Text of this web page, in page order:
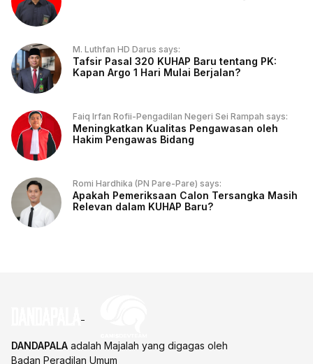
M. Luthfan HD Darus says:
Tafsir Pasal 320 KUHAP Baru tentang PK:
Kapan Argo 1 Hari Mulai Berjalan?
Faiq Irfan Rofii-Pengadilan Negeri Sei Rampah says:
Meningkatkan Kualitas Pengawasan oleh
Hakim Pengawas Bidang
Romi Hardhika (PN Pare-Pare) says:
Apakah Pemeriksaan Calon Tersangka Masih
Relevan dalam KUHAP Baru?
DANDAPALA adalah Majalah yang digagas oleh
Badan Peradilan Umum